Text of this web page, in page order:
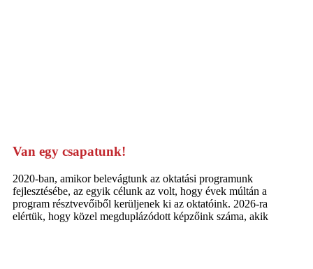
Van egy csapatunk!
2020-ban, amikor belevágtunk az oktatási programunk
fejlesztésébe, az egyik célunk az volt, hogy évek múltán a
program résztvevőiből kerüljenek ki az oktatóink. 2026-ra
elértük, hogy közel megduplázódott képzőink száma, akik